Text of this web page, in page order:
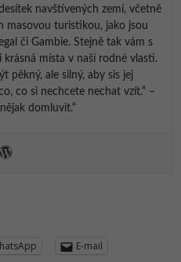
navštívených zemí, včetně
masovou turistikou, jako jsou
či Gambie. Stejně tak vám s
místa v naší rodné vlasti.
pěkný, ale silný, aby sis jej
co si nechcete nechat vzít.“ –
domluvit.“
E-mail